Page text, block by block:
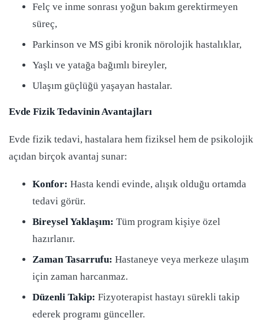
Felç ve inme sonrası yoğun bakım gerektirmeyen
süreç,
Parkinson ve MS gibi kronik nörolojik hastalıklar,
Yaşlı ve yatağa bağımlı bireyler,
Ulaşım güçlüğü yaşayan hastalar.
Evde Fizik Tedavinin Avantajları
Evde fizik tedavi, hastalara hem fiziksel hem de psikolojik
açıdan birçok avantaj sunar:
Konfor: Hasta kendi evinde, alışık olduğu ortamda
tedavi görür.
Bireysel Yaklaşım: Tüm program kişiye özel
hazırlanır.
Zaman Tasarrufu: Hastaneye veya merkeze ulaşım
için zaman harcanmaz.
Düzenli Takip: Fizyoterapist hastayı sürekli takip
ederek programı günceller.